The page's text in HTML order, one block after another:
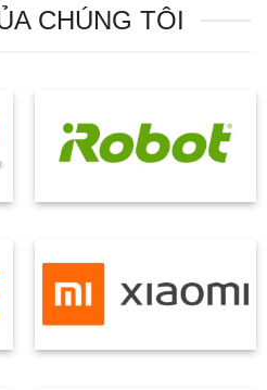
CHÚNG TÔI